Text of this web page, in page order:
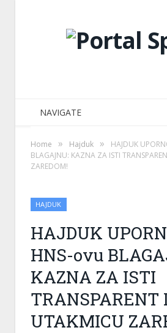
NAVIGATE
Home » Hajduk »
HAJDUK
BLAGAJNU: KAZNA ZA ISTI
ZAREDOM!
HAJDUK
HAJDUK
HNS-ovu
KAZNA ZA ISTI
TRANSPARENT
UTAKMICU